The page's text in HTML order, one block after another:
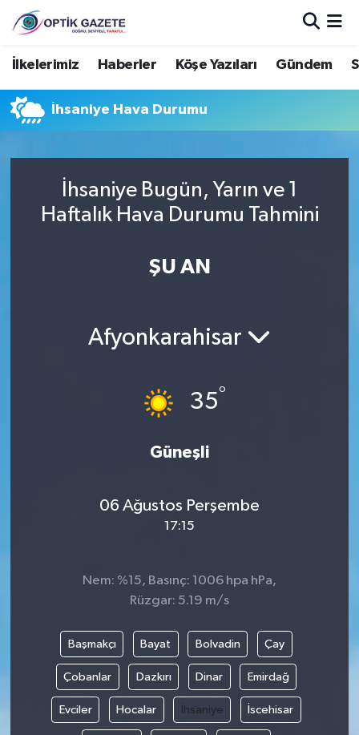
İlkelerimiz Haberler Köşe Yazıları Gündem
İhsaniye Hava Durumu
İhsaniye Bugün, Yarın ve 1
Haftalık Hava Durumu Tahmini
ŞU AN
Afyonkarahisar
35°
Güneşli
06 Ağustos Perşembe
17:15
Nem: %15, Basınç: 1006 hpa hPa,
Rüzgar: 5.19 m/s
Başmakçı Bayat Bolvadin Çay
Çobanlar Dazkırı Dinar Emirdağ
Evciler Hocalar İhsaniye İscehisar
Nöbetçi Eczaneler
Hava Durumu
Trafik Durumu
Süper Lig Puan Durumu ve Fikstür
Haber Arşivi